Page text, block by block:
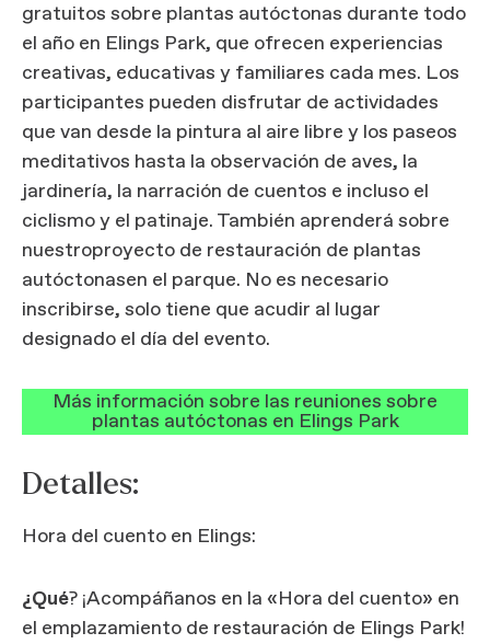
gratuitos sobre plantas autóctonas durante todo
el año en Elings Park, que ofrecen experiencias
creativas, educativas y familiares cada mes. Los
participantes pueden disfrutar de actividades
que van desde la pintura al aire libre y los paseos
meditativos hasta la observación de aves, la
jardinería, la narración de cuentos e incluso el
ciclismo y el patinaje. También aprenderá sobre
nuestroproyecto de restauración de plantas
autóctonasen el parque. No es necesario
inscribirse, solo tiene que acudir al lugar
designado el día del evento.
Más información sobre las reuniones sobre
plantas autóctonas en Elings Park
Detalles:
Hora del cuento en Elings:
¿Qué? ¡Acompáñanos en la «Hora del cuento» en
el emplazamiento de restauración de Elings Park!